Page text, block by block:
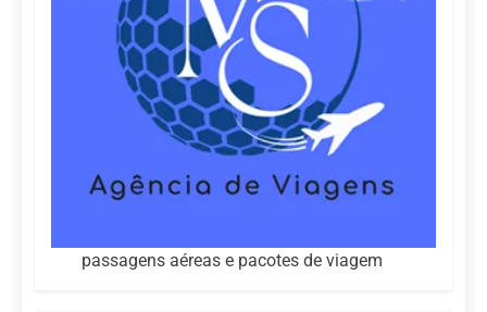
passagens aéreas e pacotes de viagem